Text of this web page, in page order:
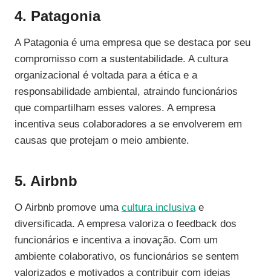
4. Patagonia
A Patagonia é uma empresa que se destaca por seu
compromisso com a sustentabilidade. A cultura
organizacional é voltada para a ética e a
responsabilidade ambiental, atraindo funcionários
que compartilham esses valores. A empresa
incentiva seus colaboradores a se envolverem em
causas que protejam o meio ambiente.
5. Airbnb
O Airbnb promove uma cultura inclusivae
diversificada. A empresa valoriza o feedback dos
funcionários e incentiva a inovação. Com um
ambiente colaborativo, os funcionários se sentem
valorizados e motivados a contribuir com ideias